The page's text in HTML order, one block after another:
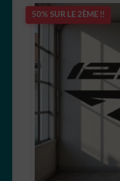
50% SUR LE 2ÈME !!